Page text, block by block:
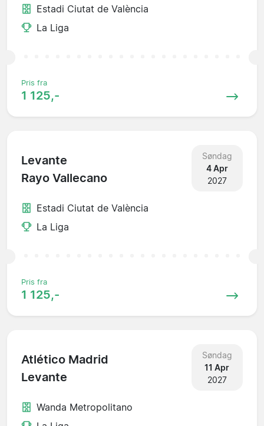
Estadi Ciutat de València
La Liga
Pris fra
1 125,-
Levante
Rayo Vallecano
Søndag
4 Apr
2027
Estadi Ciutat de València
La Liga
Pris fra
1 125,-
Atlético Madrid
Levante
Søndag
11 Apr
2027
Wanda Metropolitano